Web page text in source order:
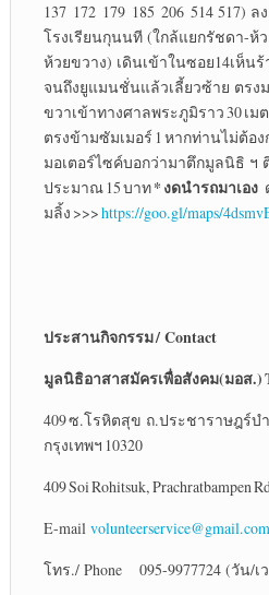
137 172 179 185 206 514 517)
โรงเรียนกุนนที (ใกล้แยกรัชดา-
ห้วยขวาง) เดินเข้าในซอย14เห็น
จนถึงยูแมนชั่นแล้วเลี้ยวซ้าย ตรงม
ขวาเข้าทางศาลพระภูมิราว 30 เ
ตรงข้ามซัมเมอร์ 1 หากท่านไม่ต้อ
มอเตอร์ไซค์บอกว่ามาตึกมูลนิธิ
ประมาณ 15 บาท*งดนำรถมาเอง
มลิ้ง >>>https://goo.gl/maps/
ประสานกิจกรรม/ Contact
มูลนิธิอาสาสมัครเพื่อสังคม(มอส.)
409 ซ.โรหิตสุข ถ.ประชาราษฎร์บ
กรุงเทพฯ 10320
409 Soi Rohitsuk, Prachratbampen
E-mail volunteerservice@gmail.com
โทร./ Phone 095-9977724 (วัน/เ